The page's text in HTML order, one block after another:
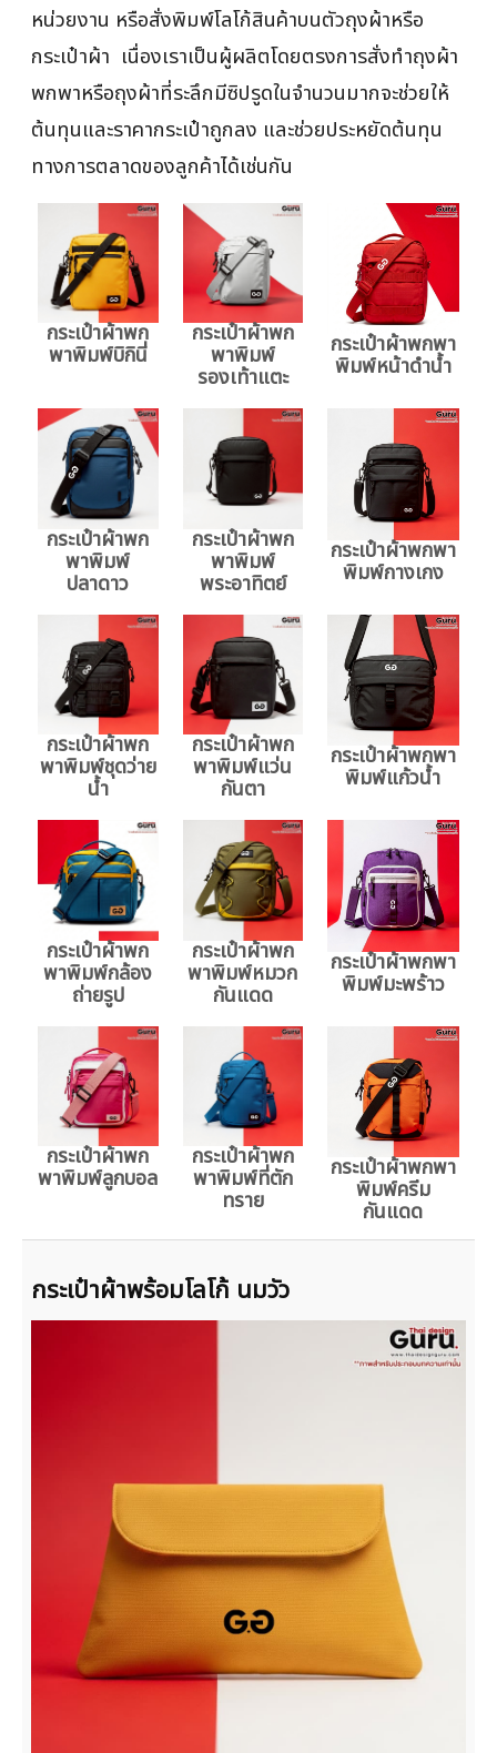
หน่วยงาน หรือสั่งพิมพ์โลโก้สินค้าบนตัวถุงผ้าหรือ
กระเป๋าผ้า เนื่องเราเป็นผู้ผลิตโดยตรงการสั่งทำถุงผ้า
พกพาหรือถุงผ้าที่ระลึกมีซิปรูดในจำนวนมากจะช่วยให้
ต้นทุนและราคากระเป๋าถูกลง และช่วยประหยัดต้นทุน
ทางการตลาดของลูกค้าได้เช่นกัน
กระเป๋าผ้าพก
พาพิมพ์บิกินี่
กระเป๋าผ้าพก
พาพิมพ์
รองเท้าแตะ
กระเป๋าผ้าพกพา
พิมพ์หน้าดำน้ำ
กระเป๋าผ้าพก
พาพิมพ์
ปลาดาว
กระเป๋าผ้าพก
พาพิมพ์
พระอาทิตย์
กระเป๋าผ้าพกพา
พิมพ์กางเกง
กระเป๋าผ้าพก
พาพิมพ์ชุดว่าย
น้ำ
กระเป๋าผ้าพก
พาพิมพ์แว่น
กันตา
กระเป๋าผ้าพกพา
พิมพ์แก้วน้ำ
กระเป๋าผ้าพก
พาพิมพ์กล้อง
ถ่ายรูป
กระเป๋าผ้าพก
พาพิมพ์หมวก
กันแดด
กระเป๋าผ้าพกพา
พิมพ์มะพร้าว
กระเป๋าผ้าพก
พาพิมพ์ลูกบอล
กระเป๋าผ้าพก
พาพิมพ์ที่ตัก
ทราย
กระเป๋าผ้าพกพา
พิมพ์ครีม
กันแดด
กระเป๋าผ้าพร้อมโลโก้ นมวัว